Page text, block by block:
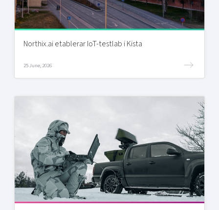
Northix.ai etablerar IoT-testlab i Kista
25 June, 2026